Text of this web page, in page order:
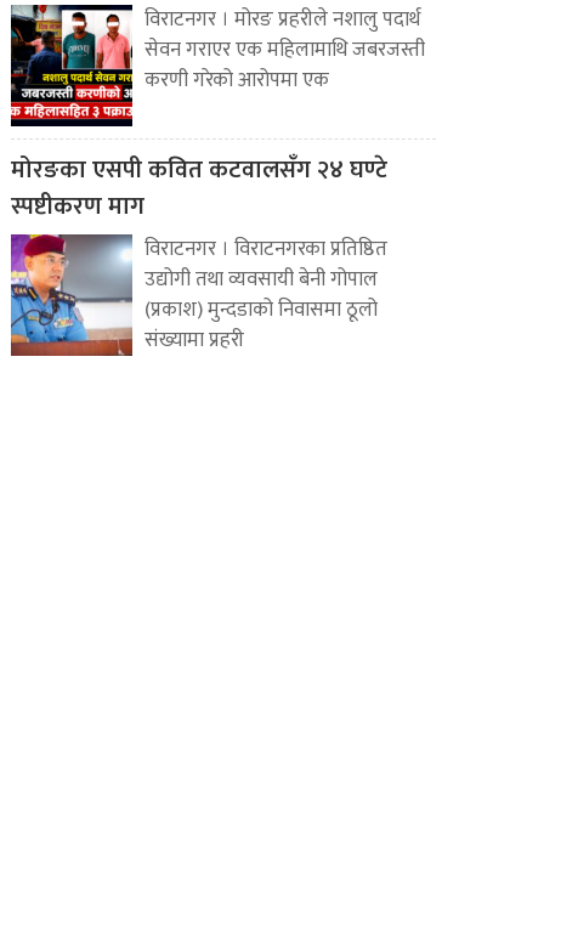
विराटनगर । मोरङ प्रहरीले नशालु पदार्थ
सेवन गराएर एक महिलामाथि जबरजस्ती
करणी गरेको आरोपमा एक
मोरङका एसपी कवित कटवालसँग २४ घण्टे
स्पष्टीकरण माग
विराटनगर । विराटनगरका प्रतिष्ठित
उद्योगी तथा व्यवसायी बेनी गोपाल
(प्रकाश) मुन्दडाको निवासमा ठूलो
संख्यामा प्रहरी